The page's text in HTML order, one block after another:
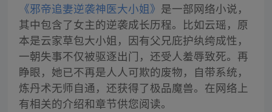
《邪帝追妻逆袭神医大小姐》 是一部网络小说，
其中包含了女主的逆袭成长历程。比如云瑶，原
本是云家草包大小姐，因有父兄庇护纨绔成性，
一朝失事不仅被驱逐出门，还受人羞辱致死。再
睁眼，她已不再是人人可欺的废物，自带系统，
炼丹术无师自通，还获得了极品魔兽。在网络上
有相关的介绍和章节供您阅读。